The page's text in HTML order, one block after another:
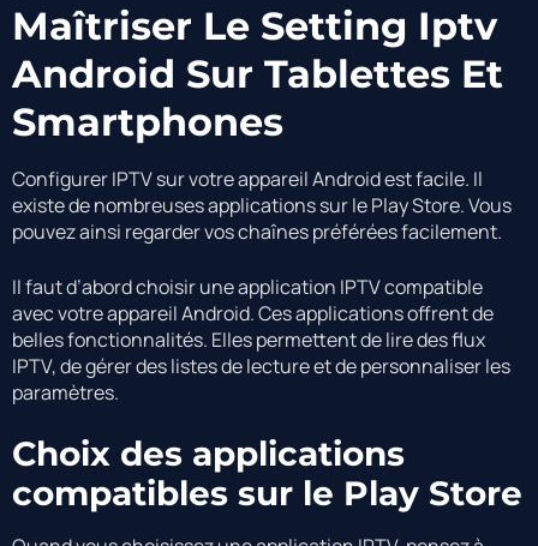
Maîtriser Le Setting Iptv
Android Sur Tablettes Et
Smartphones
Configurer IPTV sur votre appareil Android est facile. Il
existe de nombreuses applications sur le Play Store. Vous
pouvez ainsi regarder vos chaînes préférées facilement.
Il faut d’abord choisir une application IPTV compatible
avec votre appareil Android. Ces applications offrent de
belles fonctionnalités. Elles permettent de lire des flux
IPTV, de gérer des listes de lecture et de personnaliser les
paramètres.
Choix des applications
compatibles sur le Play Store